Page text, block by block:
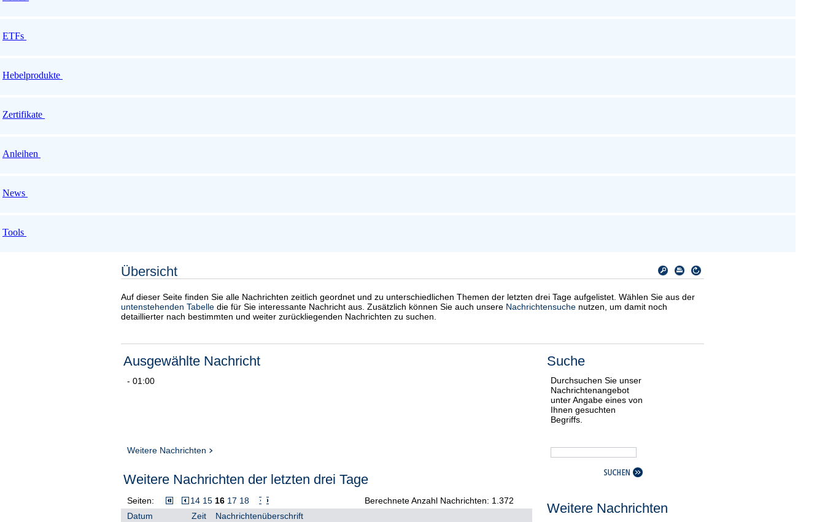
ETFs
Hebelprodukte
Zertifikate
Anleihen
News
Tools
Übersicht
Auf dieser Seite finden Sie alle Nachrichten zeitlich geordnet und zu unterschiedlichen Themen der letzten drei Tage aufgelistet. Wählen Sie aus der
untenstehenden Tabelle die für Sie interessante Nachricht aus. Zusätzlich können Sie auch unsere Nachrichtensuche nutzen, um damit noch
detaillierter nach bestimmten und weiter zurückliegenden Nachrichten zu suchen.
Ausgewählte Nachricht
- 01:00
Weitere Nachrichten
Weitere Nachrichten der letzten drei Tage
Seiten: 14 15 16 17 18
Berechnete Anzahl Nachrichten: 1.372
Datum
Zeit
Nachrichtenüberschrift
Suche
Durchsuchen Sie unser
Nachrichtenangebot
unter Angabe eines von
Ihnen gesuchten
Begriffs.
Weitere Nachrichten